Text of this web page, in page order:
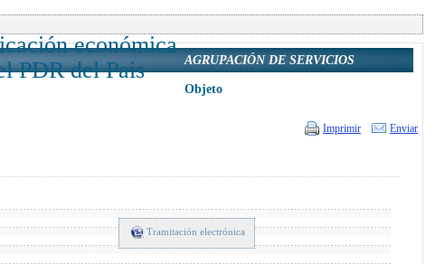
económica
PDR del Pais
Imprimir Enviar
AGRUPACIÓN DE SERVICIOS
Objeto
Tramitación electrónica